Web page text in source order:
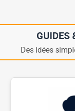
GUIDES
Des idées